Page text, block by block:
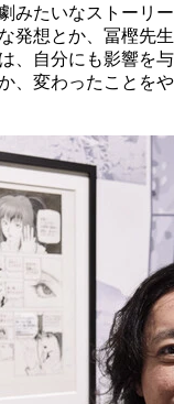
みたいなストーリー
発想とか、冨樫先生
、自分にも影響を与
、変わったことをや